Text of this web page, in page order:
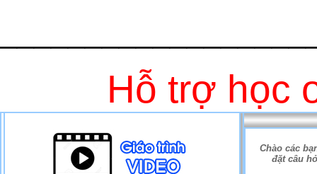
Hỗ trợ học
Chào các
đặt câu